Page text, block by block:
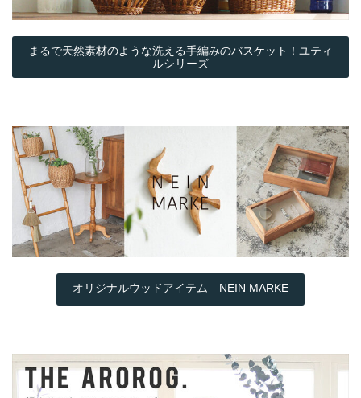
まるで天然素材のような洗える手編みのバスケット！ユティ
ルシリーズ
オリジナルウッドアイテム NEIN MARKE